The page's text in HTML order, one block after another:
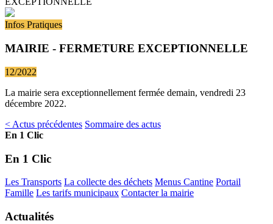
Infos Pratiques
MAIRIE - FERMETURE EXCEPTIONNELLE
12/2022
La mairie sera exceptionnellement fermée demain, vendredi 23
décembre 2022.
< Actus précédentes Sommaire des actus
En 1 Clic
En 1 Clic
Les Transports La collecte des déchets Menus Cantine Portail
Famille Les tarifs municipaux Contacter la mairie
Actualités